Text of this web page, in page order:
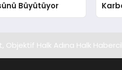
Büyütüyor
Objektif Halk Adına Halk